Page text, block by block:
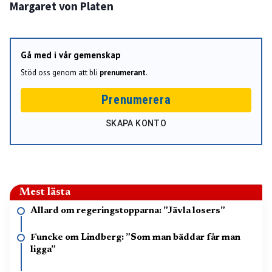
Margaret von Platen
Gå med i vår gemenskap
Stöd oss genom att bli prenumerant.
Prenumerera
SKAPA KONTO
Mest lästa
Allard om regeringstopparna: ”Jävla losers”
Funcke om Lindberg: ”Som man bäddar får man
ligga”